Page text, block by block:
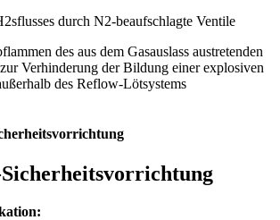
durch N2-beaufschlagte Ventile
des aus dem Gasauslass austretenden
Verhinderung der Bildung einer explosiven
des Reflow-Lötsystems